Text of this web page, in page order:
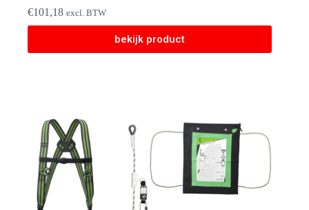
€101,18 excl. BTW
bekijk product